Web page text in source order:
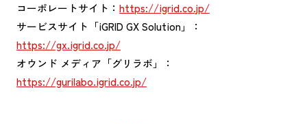
コーポレートサイト： https://igrid.co.jp/
サービスサイト「iGRID GX Solution」：
https://gx.igrid.co.jp/
オウンド メディア「グリラボ」：
https://gurilabo.igrid.co.jp/